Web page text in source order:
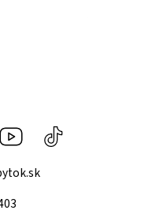
Youtube
nábytok
NOVA